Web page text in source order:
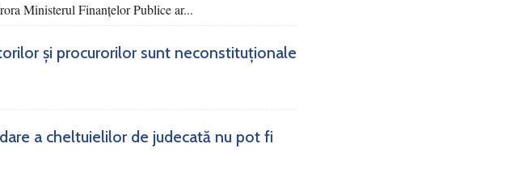
Ministerul Finanțelor Publice ar...
și procurorilor sunt neconstituționale
a cheltuielilor de judecată nu pot fi